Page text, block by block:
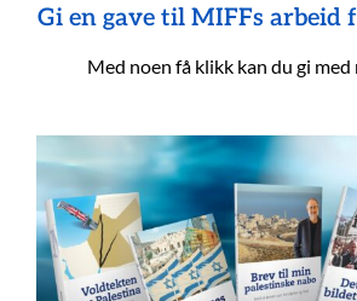
Gi en gave til MIFFs arbeid
Med noen få klikk kan du gi med